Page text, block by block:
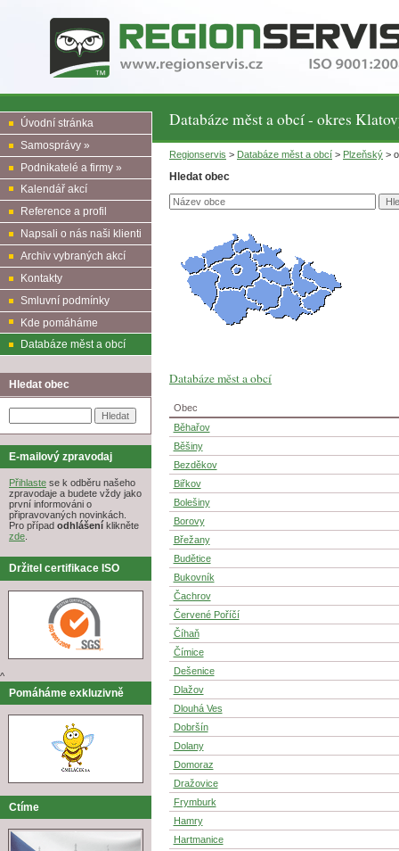
Databáze měst a obcí - okres
Úvodní stránka
Samosprávy »
Podnikatelé a firmy »
Kalendář akcí
Reference a profil
Napsali o nás naši klienti
Archiv vybraných akcí
Kontakty
Smluvní podmínky
Kde pomáháme
Databáze měst a obcí
Hledat obec
E-mailový zpravodaj
Přihlaste se k odběru našeho
zpravodaje a budete vždy jako
první informováni o
připravovaných novinkách.
Pro případ odhlášení klikněte
zde.
Držitel certifikace ISO
^
Pomáháme exkluzivně
Ctíme
Regionservis > Databáze měst a obcí > Plzeňský >
Hledat obec
Databáze měst a obcí
Obec
Běhařov
Běšiny
Bezděkov
Biřkov
Bolešiny
Borovy
Břežany
Budětice
Bukovník
Čachrov
Červené Poříčí
Číhaň
Čímice
Dešenice
Dlažov
Dlouhá Ves
Dobršín
Dolany
Domoraz
Dražovice
Frymburk
Hamry
Hartmanice